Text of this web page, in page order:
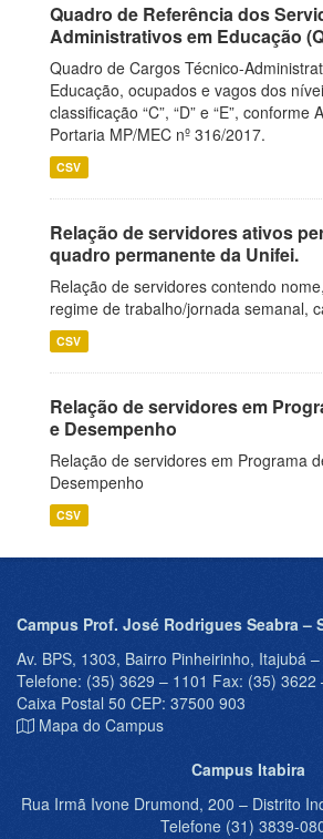
Quadro de Referência dos
Administrativos em Educação
Quadro de Cargos Técnico-
Educação, ocupados e vagos dos
classificação “C”, “D” e “E”, conforme
Portaria MP/MEC nº 316/2017.
CSV
Relação de servidores ativos
quadro permanente da Unifei.
Relação de servidores contendo
regime de trabalho/jornada semanal,
CSV
Relação de servidores em
e Desempenho
Relação de servidores em Programa
Desempenho
CSV
Campus Prof. José Rodrigues Seabra –
Av. BPS, 1303, Bairro Pinheirinho, Itajubá
Telefone: (35) 3629 – 1101 Fax: (35) 3622
Caixa Postal 50 CEP: 37500 903
Mapa do Campus
Campus Itabira
Rua Irmã Ivone Drumond, 200 – Distrito
Telefone (31) 3839-